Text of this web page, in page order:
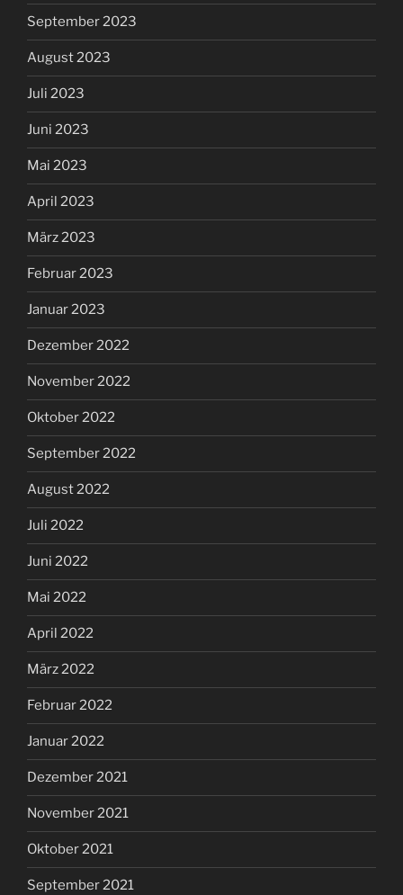
September 2023
August 2023
Juli 2023
Juni 2023
Mai 2023
April 2023
März 2023
Februar 2023
Januar 2023
Dezember 2022
November 2022
Oktober 2022
September 2022
August 2022
Juli 2022
Juni 2022
Mai 2022
April 2022
März 2022
Februar 2022
Januar 2022
Dezember 2021
November 2021
Oktober 2021
September 2021